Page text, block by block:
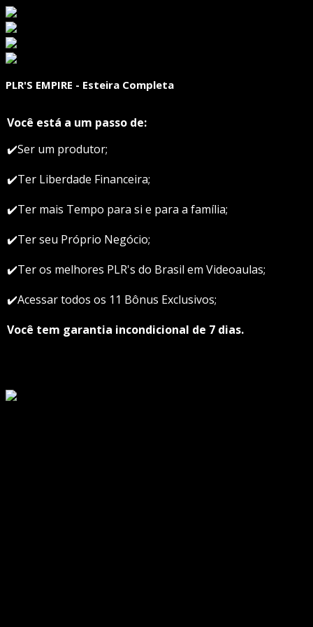
PLR'S EMPIRE - Esteira Completa
Você está a um passo de:
✔️Ser um produtor;
✔️Ter Liberdade Financeira;
✔️Ter mais Tempo para si e para a família;
✔️Ter seu Próprio Negócio;
✔️Ter os melhores PLR's do Brasil em Videoaulas;
✔️Acessar todos os 11 Bônus Exclusivos;
Você tem garantia incondicional de 7 dias.